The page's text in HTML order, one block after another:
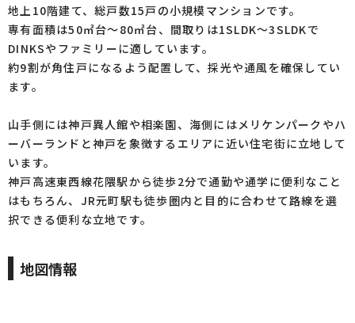
地上10階建て、総戸数15戸の小規模マンションです。
専有面積は50㎡台～80㎡台、間取りは1SLDK～3SLDKで
DINKSやファミリーに適しています。
約9割が角住戸になるよう配置して、採光や通風を確保してい
ます。
山手側には神戸異人館や相楽園、海側にはメリケンパークやハ
ーバーランドと神戸を象徴するエリアに近い住宅街に立地して
います。
神戸高速東西線花隈駅から徒歩2分で通勤や通学に便利なこと
はもちろん、JR元町駅も徒歩圏内と目的に合わせて路線を選
択できる便利な立地です。
地図情報